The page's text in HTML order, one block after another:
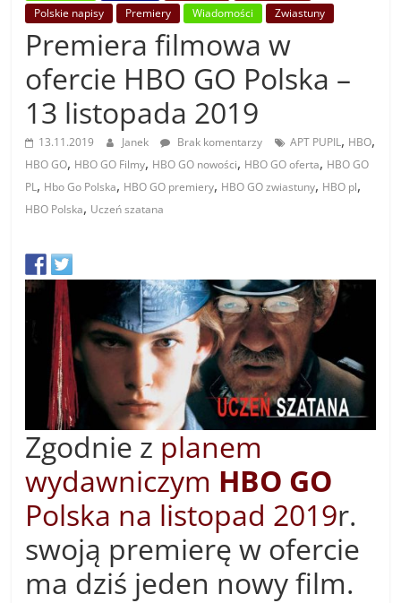
Polskie napisy
Premiery Wiadomości Zwiastuny
Premiera filmowa w
ofercie HBO GO Polska –
13 listopada 2019
13.11.2019 Janek Brak komentarzy APT PUPIL, HBO,
HBO GO, HBO GO Filmy, HBO GO nowości, HBO GO oferta, HBO GO
PL, Hbo Go Polska, HBO GO premiery, HBO GO zwiastuny, HBO pl,
HBO Polska, Uczeń szatana
Zgodnie z planem
wydawniczym HBO GO
Polska na listopad 2019r.
swoją premierę w ofercie
ma dziś jeden nowy film.